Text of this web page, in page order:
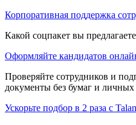
Корпоративная поддержка
Какой соцпакет вы
Оформляйте кандидатов
Проверяйте сотрудников и
документы без бумаг и личных
Ускорьте подбор в 2 раза с